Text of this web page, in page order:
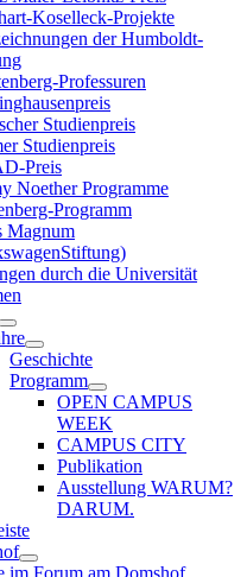
Koselleck-Projekte
der Humboldt-
Professuren
Studienpreis
Studienpreis
Preis
Noether Programme
Programm
Magnum
durch die Universität
Geschichte
Programm
OPEN CAMPUS
WEEK
CAMPUS CITY
Publikation
Ausstellung WARUM?
DARUM.
im Forum am Domshof